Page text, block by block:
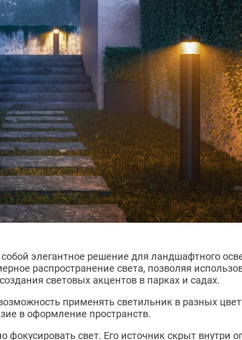
элегантное решение для ландшафтного
распространение света, позволяя
световых акцентов в парках и садах.
применять светильник в разных
в оформление пространств.
свет. Его источник скрыт внутри